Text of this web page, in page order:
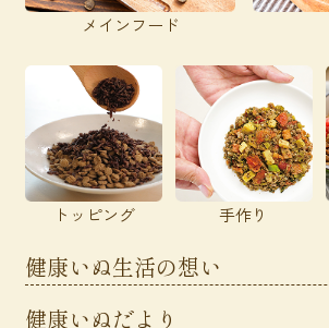
メインフード
トッピング 手作り
健康いぬ生活の想い
健康いぬだより